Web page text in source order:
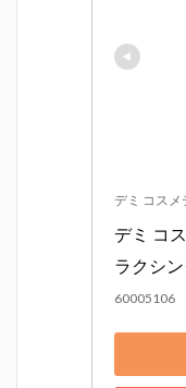
デミ コスメ
デミ コ
ラクシ
60005106